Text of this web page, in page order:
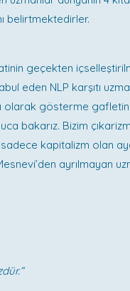
belirtmektedirler.
geçekten
eden NLP karşıtı
olarak gösterme
bakarız. Bizim
kapitalizm olan
ayrılmayan